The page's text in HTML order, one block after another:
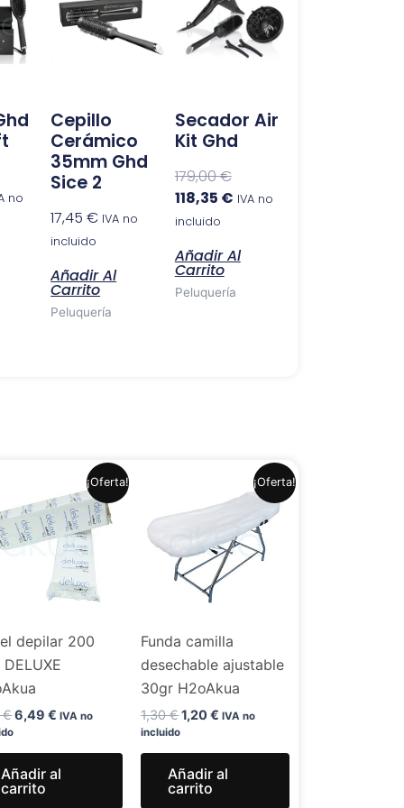
no
Cepillo
Cerámico
35mm Ghd
Sice 2
17,45€ IVA no
incluido
Añadir Al
Carrito
Peluquería
Secador Air
Kit Ghd
179,00€
original
era:
179,00 €.
118,35 €
actual
es:
118,35 €.
IVA no
incluido
Añadir Al
Carrito
Peluquería
¡Oferta!
depilar 200
DELUXE
€
original
era:
7,99 €.
6,49€
precio
actual
es:
6,49 €.
IVA no
Añadir al
carrito
¡Oferta!
Funda camilla
desechable ajustable
30gr H2oAkua
1,30€
original
1,30 €.
1,20€
precio
actual
1,20 €.
IVA no
incluido
Añadir al
carrito